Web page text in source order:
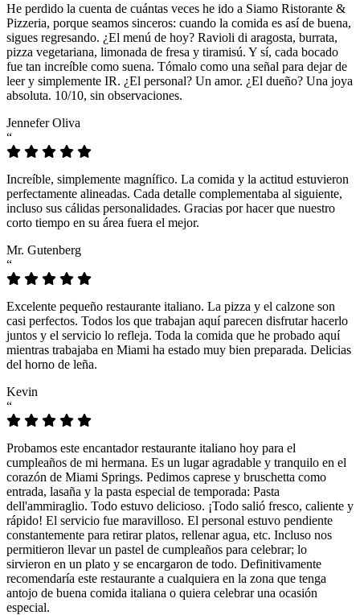
He perdido la cuenta de cuántas veces he ido a Siamo Ristorante &
Pizzeria, porque seamos sinceros: cuando la comida es así de buena,
sigues regresando. ¿El menú de hoy? Ravioli di aragosta, burrata,
pizza vegetariana, limonada de fresa y tiramisú. Y sí, cada bocado
fue tan increíble como suena. Tómalo como una señal para dejar de
leer y simplemente IR. ¿El personal? Un amor. ¿El dueño? Una joya
absoluta. 10/10, sin observaciones.
Jennefer Oliva
“
Increíble, simplemente magnífico. La comida y la actitud estuvieron
perfectamente alineadas. Cada detalle complementaba al siguiente,
incluso sus cálidas personalidades. Gracias por hacer que nuestro
corto tiempo en su área fuera el mejor.
Mr. Gutenberg
“
Excelente pequeño restaurante italiano. La pizza y el calzone son
casi perfectos. Todos los que trabajan aquí parecen disfrutar hacerlo
juntos y el servicio lo refleja. Toda la comida que he probado aquí
mientras trabajaba en Miami ha estado muy bien preparada. Delicias
del horno de leña.
Kevin
“
Probamos este encantador restaurante italiano hoy para el
cumpleaños de mi hermana. Es un lugar agradable y tranquilo en el
corazón de Miami Springs. Pedimos caprese y bruschetta como
entrada, lasaña y la pasta especial de temporada: Pasta
dell'ammiraglio. Todo estuvo delicioso. ¡Todo salió fresco, caliente y
rápido! El servicio fue maravilloso. El personal estuvo pendiente
constantemente para retirar platos, rellenar agua, etc. Incluso nos
permitieron llevar un pastel de cumpleaños para celebrar; lo
sirvieron en un plato y se encargaron de todo. Definitivamente
recomendaría este restaurante a cualquiera en la zona que tenga
antojo de buena comida italiana o quiera celebrar una ocasión
especial.